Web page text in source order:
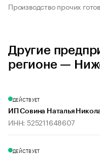
Производство прочих
Другие
регионе —
ДЕЙСТВУЕТ
ИП Совина Наталья
ИНН: 525211648607
ДЕЙСТВУЕТ